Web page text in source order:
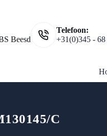
Beesd
Telefoon:
+31(0)345 -
C